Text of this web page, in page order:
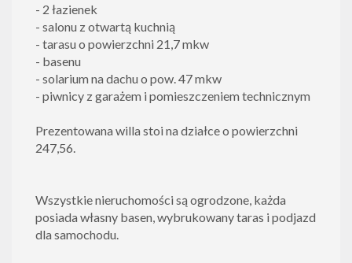
- 2 łazienek
- salonu z otwartą kuchnią
- tarasu o powierzchni 21,7 mkw
- basenu
- solarium na dachu o pow. 47 mkw
- piwnicy z garażem i pomieszczeniem technicznym
Prezentowana willa stoi na działce o powierzchni
247,56.
Wszystkie nieruchomości są ogrodzone, każda
posiada własny basen, wybrukowany taras i podjazd
dla samochodu.